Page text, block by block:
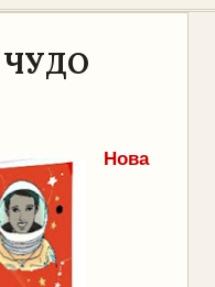
ЧУДО
Нова